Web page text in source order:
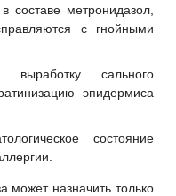
составе метронидазол,
с гнойными
сального
эпидермиса
состояние
может назначить только